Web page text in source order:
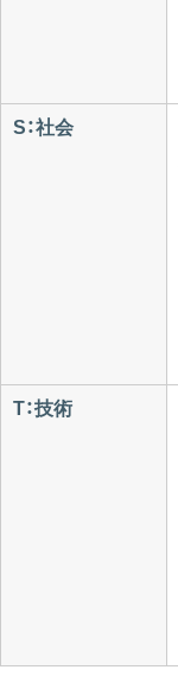
S：社会
T：技術